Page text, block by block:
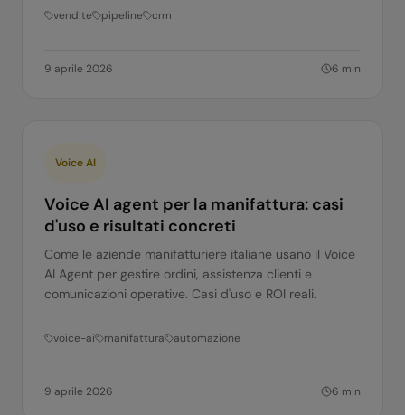
vendite pipeline crm
9 aprile 2026 6 min
Voice AI
Voice AI agent per la manifattura: casi
d'uso e risultati concreti
Come le aziende manifatturiere italiane usano il Voice
AI Agent per gestire ordini, assistenza clienti e
comunicazioni operative. Casi d'uso e ROI reali.
voice-ai manifattura automazione
9 aprile 2026 6 min